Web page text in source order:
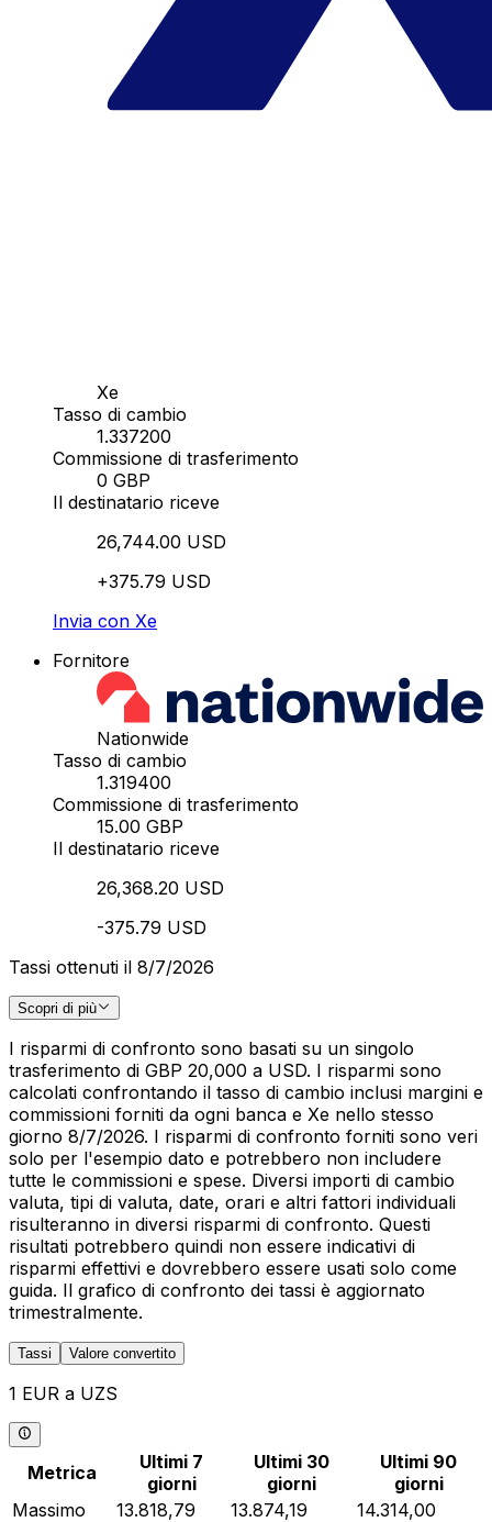
Xe
Tasso di cambio
1.337200
Commissione di trasferimento
0 GBP
Il destinatario riceve
26,744.00 USD
+375.79 USD
Invia con Xe
Fornitore
Nationwide
Tasso di cambio
1.319400
Commissione di trasferimento
15.00 GBP
Il destinatario riceve
26,368.20 USD
-375.79 USD
Tassi ottenuti il 8/7/2026
Scopri di più
I risparmi di confronto sono basati su un singolo
trasferimento di GBP 20,000 a USD. I risparmi sono
calcolati confrontando il tasso di cambio inclusi margini e
commissioni forniti da ogni banca e Xe nello stesso
giorno 8/7/2026. I risparmi di confronto forniti sono veri
solo per l'esempio dato e potrebbero non includere
tutte le commissioni e spese. Diversi importi di cambio
valuta, tipi di valuta, date, orari e altri fattori individuali
risulteranno in diversi risparmi di confronto. Questi
risultati potrebbero quindi non essere indicativi di
risparmi effettivi e dovrebbero essere usati solo come
guida. Il grafico di confronto dei tassi è aggiornato
trimestralmente.
Tassi Valore convertito
1 EUR a UZS
Metrica
Ultimi 7
giorni
Ultimi 30
giorni
Ultimi 90
giorni
Massimo
13.818,79 13.874,19
14.314,00